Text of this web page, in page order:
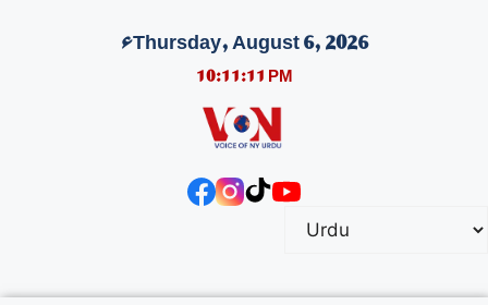
Thursday, August 6, 2026ء
10:11:12 PM